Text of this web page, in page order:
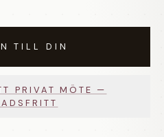
TILL DIN
PRIVAT MÖTE —